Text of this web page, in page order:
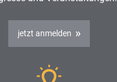
jetzt anmelden